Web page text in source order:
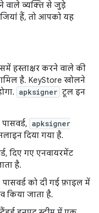
वाले व्यक्ति से जुड़े
हैं, तो आपको यह
हस्ताक्षर करने वाले की
है. KeyStore खोलने
apksigner टूल इन
apksigner
दिया गया है.
दिए गए एनवायरमेंट
है.
पासवर्ड को दी गई फ़ाइल में
किया जाता है.